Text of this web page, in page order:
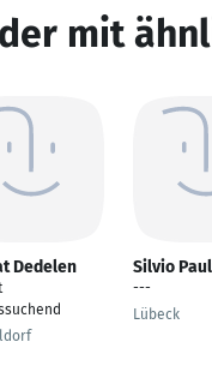
mit
Dedelen Silvio
---
Lübeck